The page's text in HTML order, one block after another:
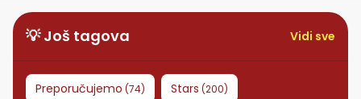
💡 Još tagova Vidi sve
Preporučujemo (74) Stars (200)